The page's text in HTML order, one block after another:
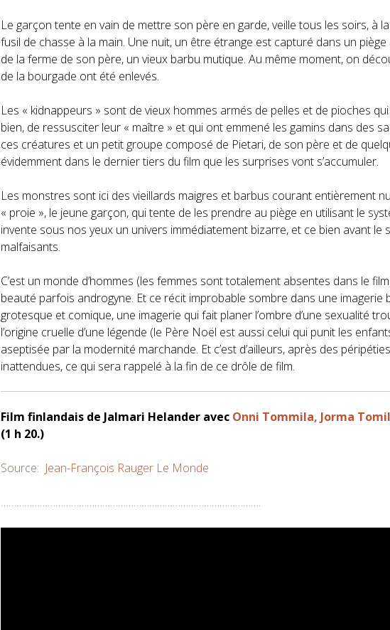
Le garçon tente en vain de mettre son père en garde, veille tous les soirs, à
fusil de chasse à la main. Une nuit, un être étrange est capturé dans un
de la ferme de son père, un vieux barbu mutique. Au même moment, on
de la bourgade ont été enlevés.
Les « kidnappeurs » sont de vieux hommes armés de pelles et de pioches
bien, de ressusciter leur « maître » et qui ont emmené les gamins dans des
ces créatures et un petit groupe composé de Pietari, de son père et de
évidemment dans le dernier tiers du film que les surprises vont s’accumuler.
Les monstres sont ici des vieillards maigres et barbus courant entièrement
« proie », le jeune garçon, qui tente de les prendre au piège en utilisant le
invente sous nos yeux un univers immédiatement bizarre, et ce bien avant le
malfaisants.
C’est un monde d’hommes (les femmes sont totalement absentes dans le
beauté parfois androgyne. Et ce récit improbable sombre dans une imagerie
grotesque et comique, une imagerie qui fait planer l’ombre d’une sexualité
l’origine cruelle d’une légende (le Père Noël est aussi celui qui punit les
aseptisée par la modernité marchande. Et c’est d’ailleurs, après des
inattendues, ce qui sera rappelé à la fin de ce drôle de film.
Film finlandais de Jalmari Helander avec Onni Tommila, Jorma
(1 h 20.)
Source: Jean-François Rauger Le Monde
……………………………………………………………………………………….